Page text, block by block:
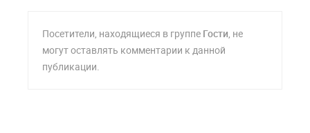
Посетители, находящиеся в группе Гости , не
могут оставлять комментарии к данной
публикации.